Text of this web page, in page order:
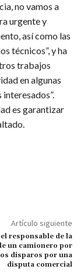
no vamos a
urgente y
así como las
técnicos”, y ha
trabajos
en algunas
es garantizar
Artículo siguiente
responsable de la
un camionero por
disparos por una
disputa comercial